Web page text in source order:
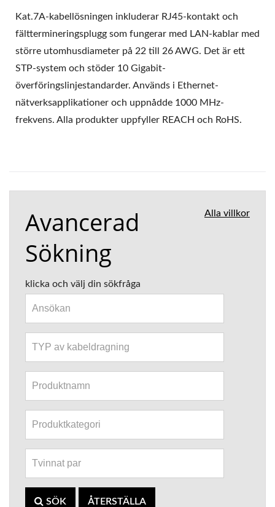
Kat.7A-kabellösningen inkluderar RJ45-kontakt och
fälttermineringsplugg som fungerar med LAN-kablar med
större utomhusdiameter på 22 till 26 AWG. Det är ett
STP-system och stöder 10 Gigabit-
överföringslinjestandarder. Används i Ethernet-
nätverksapplikationer och uppnådde 1000 MHz-
frekvens. Alla produkter uppfyller REACH och RoHS.
Alla villkor
Avancerad
Sökning
klicka och välj din sökfråga
SÖK ÅTERSTÄLLA